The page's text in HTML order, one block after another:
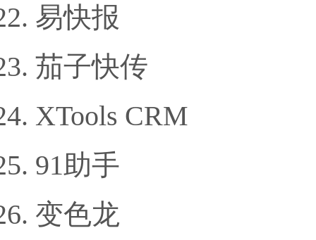
易快报
茄子快传
XTools CRM
91助手
变色龙